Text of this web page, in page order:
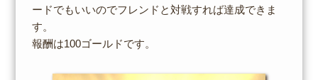
ードでもいいのでフレンドと対戦すれば達成できま
す。
報酬は100ゴールドです。